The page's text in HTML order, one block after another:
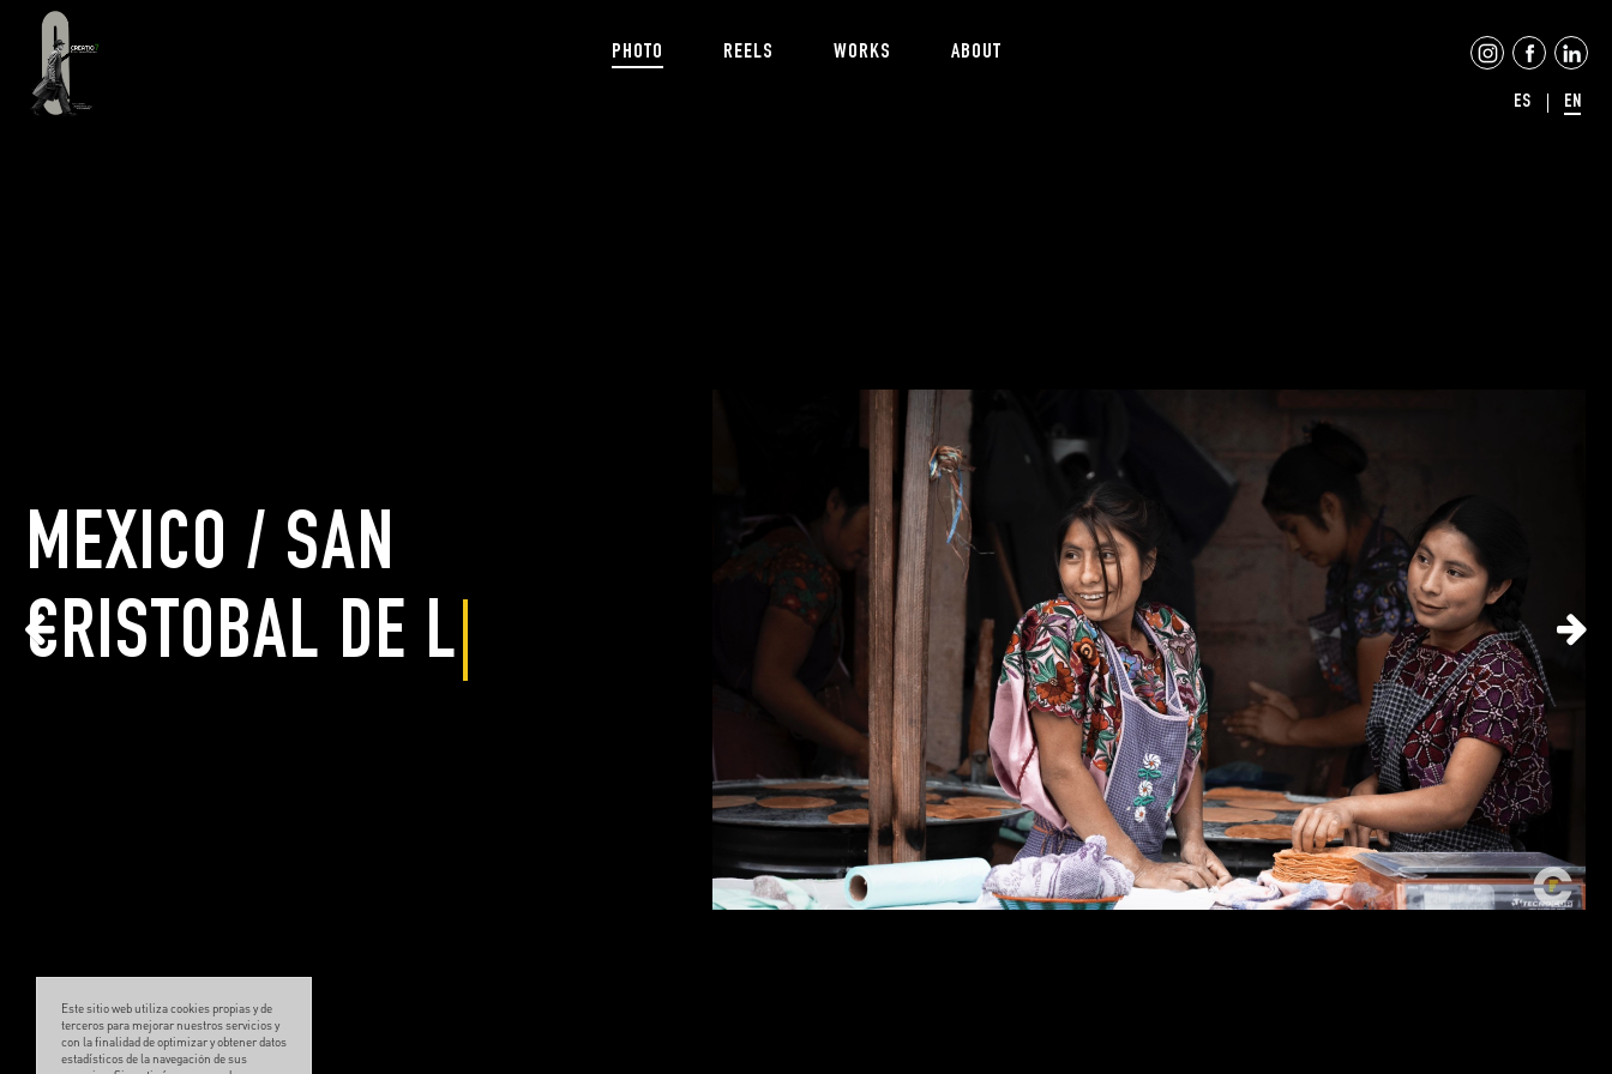
ES EN
PHOTO REELS WORKS ABOUT
MEXICO / SAN
CRISTOBAL DE LAS
Este sitio web utiliza cookies propias y de
terceros para mejorar nuestros servicios y
con la finalidad de optimizar y obtener datos
estadísticos de la navegación de sus